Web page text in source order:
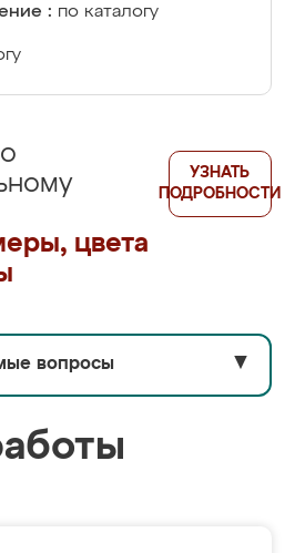
: по каталогу
цвета
УЗНАТЬ
ПОДРОБНОСТИ
вопросы ▼